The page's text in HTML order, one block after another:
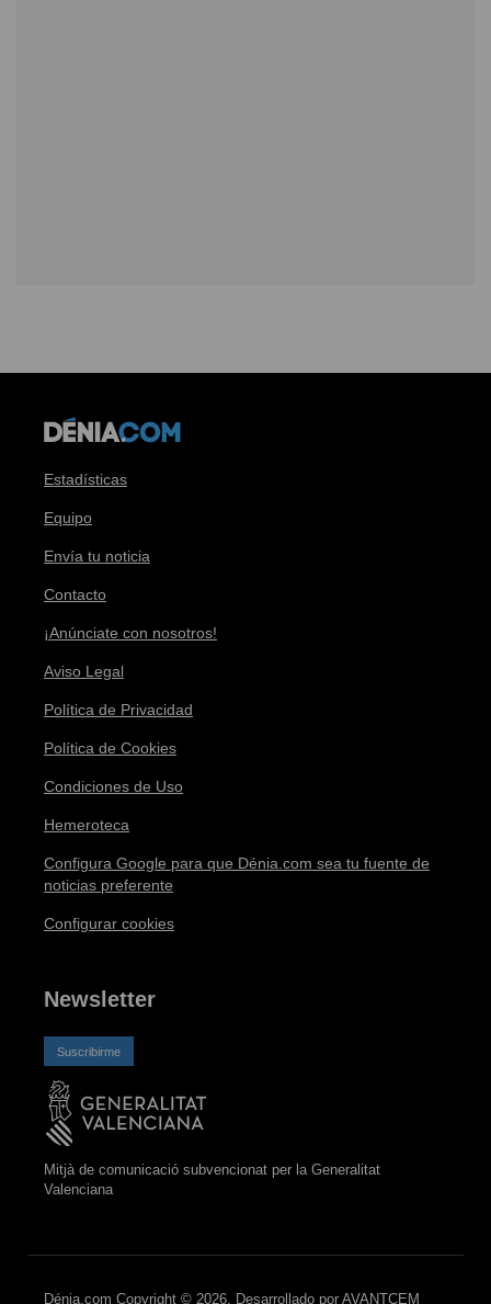
Estadísticas
Equipo
Envía tu noticia
Contacto
¡Anúnciate con nosotros!
Aviso Legal
Política de Privacidad
Política de Cookies
Condiciones de Uso
Hemeroteca
Configura Google para que Dénia.com sea tu fuente de
noticias preferente
Configurar cookies
Newsletter
Suscribirme
Mitjà de comunicació subvencionat per la Generalitat
Valenciana
Dénia.com Copyright © 2026. Desarrollado por AVANTCEM